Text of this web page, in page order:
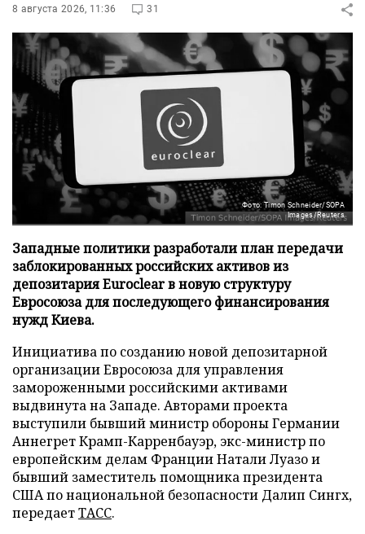
8 августа 2026, 11:36 31
Фото: Timon Schneider/SOPA
Images/Reuters
Западные политики разработали план передачи
заблокированных российских активов из
депозитария Euroclear в новую структуру
Евросоюза для последующего финансирования
нужд Киева.
Инициатива по созданию новой депозитарной
организации Евросоюза для управления
замороженными российскими активами
выдвинута на Западе. Авторами проекта
выступили бывший министр обороны Германии
Аннегрет Крамп-Карренбауэр, экс-министр по
европейским делам Франции Натали Луазо и
бывший заместитель помощника президента
США по национальной безопасности Далип Сингх,
передаетТАСС.